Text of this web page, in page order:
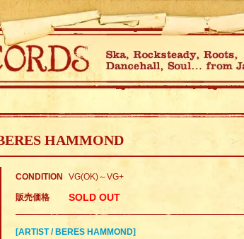
HAMMOND
CONDITION VG(OK)～VG+
販売価格 SOLD OUT
[ARTIST / BERES HAMMOND]